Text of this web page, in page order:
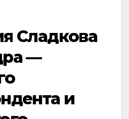
Сладкова
—
и